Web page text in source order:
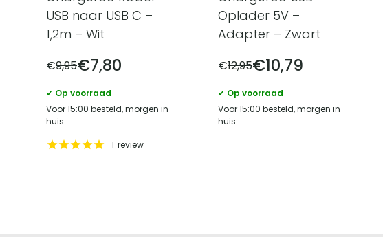
USB naar USB C –
1,2m – Wit
€9,95€7,80
✓ Op voorraad
Voor 15:00 besteld, morgen in
huis
1 review
Oplader 5V –
Adapter – Zwart
€12,95€10,79
✓ Op voorraad
Voor 15:00 besteld, morgen in
huis